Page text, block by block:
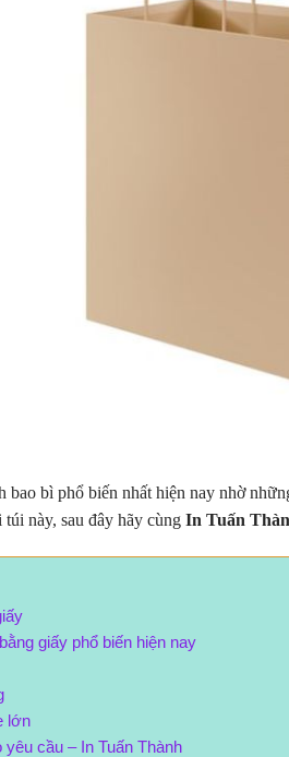
bao bì phổ biến nhất hiện nay nhờ
này, sau đây hãy cùng In Tuấn
giấy phổ biến hiện nay
lớn
cầu – In Tuấn Thành